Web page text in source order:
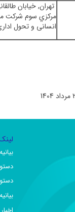
تهران, خيابان
مركزي سوم شركت
انسانی و تحول